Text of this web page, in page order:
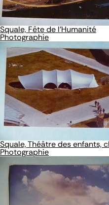
Squale, Fête de l'Humanité
Photographie
Squale, Théâtre des enfants,
Photographie